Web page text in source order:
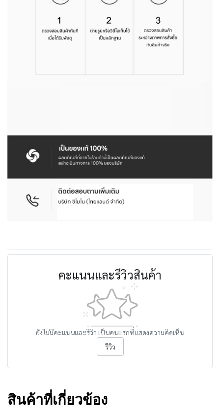
คะแนนและรีวิวสินค้า
ยังไม่มีคะแนนและรีวิว เป็นคนแรกที่แสดงความคิดเห็น
รีวิว
สินค้าที่เกี่ยวข้อง